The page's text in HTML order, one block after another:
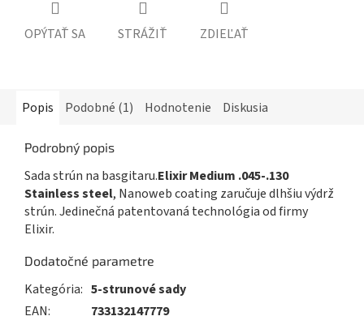
OPÝTAŤ SA STRÁŽIŤ ZDIEĽAŤ
Popis Podobné (1) Hodnotenie Diskusia
Podrobný popis
Sada strún na basgitaru.Elixir Medium .045-.130
Stainless steel, Nanoweb coating zaručuje dlhšiu výdrž
strún. Jedinečná patentovaná technológia od firmy
Elixir.
Dodatočné parametre
Kategória: 5-strunové sady
EAN: 733132147779